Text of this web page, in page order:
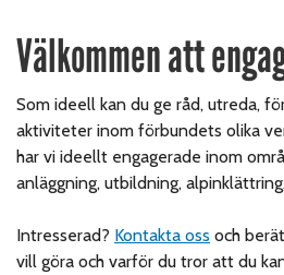
Välkommen att
Som ideell kan du ge råd, utreda,
aktiviteter inom förbundets olika
har vi ideellt engagerade inom
anläggning, utbildning,
Intresserad? Kontakta oss och
vill göra och varför du tror att du